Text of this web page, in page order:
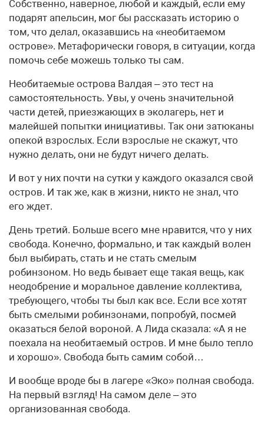
Собственно, наверное, любой и каждый, если ему
подарят апельсин, мог бы рассказать историю о
том, что делал, оказавшись на «необитаемом
острове». Метафорически говоря, в ситуации, когда
помочь себе можешь только ты сам.
Необитаемые острова Валдая – это тест на
самостоятельность. Увы, у очень значительной
части детей, приезжающих в эколагерь, нет и
малейшей попытки инициативы. Так они затюканы
опекой взрослых. Если взрослые не скажут, что
нужно делать, они не будут ничего делать.
И вот у них почти на сутки у каждого оказался свой
остров. И так же, как в жизни, никто не знал, что
его ждет.
День третий. Больше всего мне нравится, что у них
свобода. Конечно, формально, и так каждый волен
был выбирать, стать и не стать смелым
робинзоном. Но ведь бывает еще такая вещь, как
неодобрение и моральное давление коллектива,
требующего, чтобы ты был как все. Если все хотят
быть смелыми робинзонами, попробуй, посмей
оказаться белой вороной. А Лида сказала: «А я не
поехала на необитаемый остров. И мне было тепло
и хорошо». Свобода быть самим собой…
И вообще вроде бы в лагере «Эко» полная свобода.
На первый взгляд! На самом деле – это
организованная свобода.